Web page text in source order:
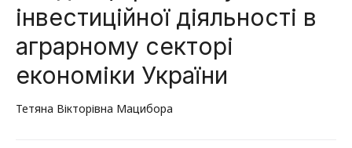
інвестиційної діяльності в
аграрному секторі
економіки України
Тетяна Вікторівна Мацибора